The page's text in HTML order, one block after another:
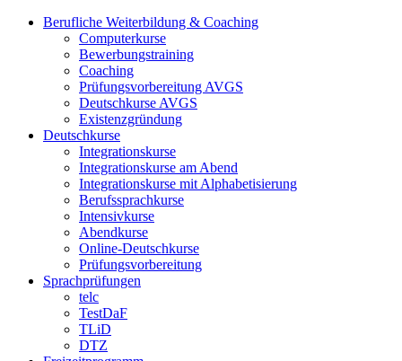
Berufliche Weiterbildung & Coaching
Computerkurse
Bewerbungstraining
Coaching
Prüfungsvorbereitung AVGS
Deutschkurse AVGS
Existenzgründung
Deutschkurse
Integrationskurse
Integrationskurse am Abend
Integrationskurse mit Alphabetisierung
Berufssprachkurse
Intensivkurse
Abendkurse
Online-Deutschkurse
Prüfungsvorbereitung
Sprachprüfungen
telc
TestDaF
TLiD
DTZ